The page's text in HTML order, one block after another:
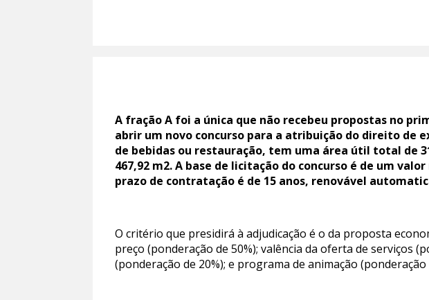
A fração A foi a única que não recebeu propostas no
abrir um novo concurso para a atribuição do direito de
de bebidas ou restauração, tem uma área útil total de
467,92 m2. A base de licitação do concurso é de um
prazo de contratação é de 15 anos, renovável
O critério que presidirá à adjudicação é o da proposta
preço (ponderação de 50%); valência da oferta de serviços
(ponderação de 20%); e programa de animação (ponderação